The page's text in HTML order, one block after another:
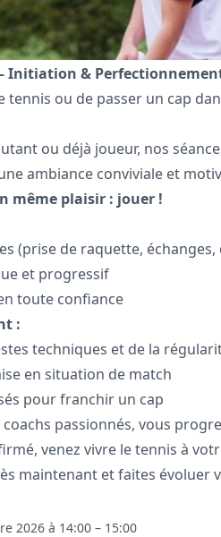
Initiation &
tennis ou de passer un cap
ou déjà joueur, nos
ambiance conviviale et
même plaisir : jouer !
(prise de raquette,
et progressif
toute confiance
:
techniques et de la
en situation de match
pour franchir un cap
coachs passionnés, vous
venez vivre le tennis à
maintenant et faites évoluer
2026 à 14:00 – 15:00